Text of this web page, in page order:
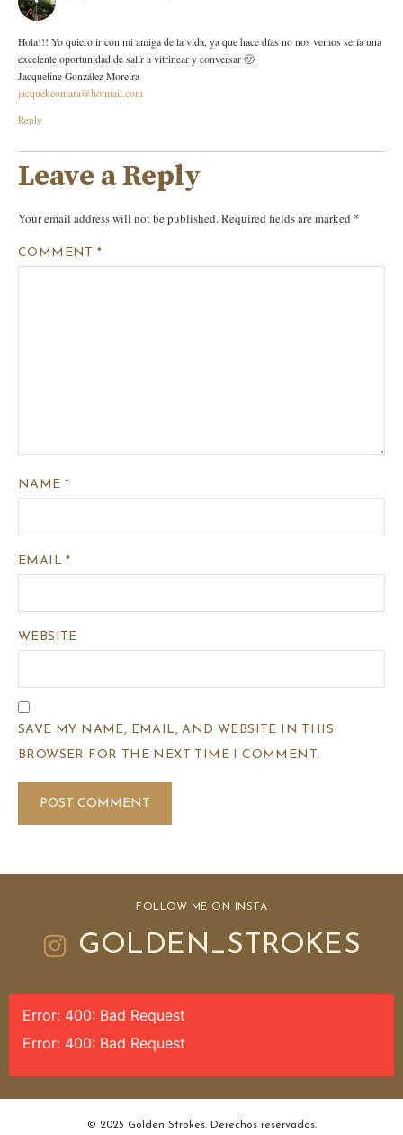
Hola!!! Yo quiero ir con mi amiga de la vida, ya que hace días no nos vemos sería una
excelente oportunidad de salir a vitrinear y conversar 🙂
Jacqueline González Moreira
jacquekeomara@hotmail.com
Reply
Leave a Reply
Your email address will not be published.Required fields are marked *
COMMENT*
NAME *
EMAIL*
WEBSITE
SAVE MY NAME, EMAIL, AND WEBSITE IN THIS
BROWSER FOR THE NEXT TIME I COMMENT.
FOLLOW ME ON INSTA
GOLDEN_STROKES
Error: 400: Bad Request
Error: 400: Bad Request
© 2025 Golden Strokes. Derechos reservados.